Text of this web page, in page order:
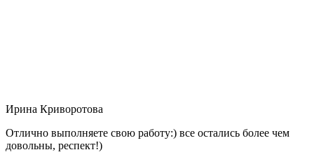
Ирина Криворотова
Отлично выполняете свою работу:) все остались более чем
довольны, респект!)